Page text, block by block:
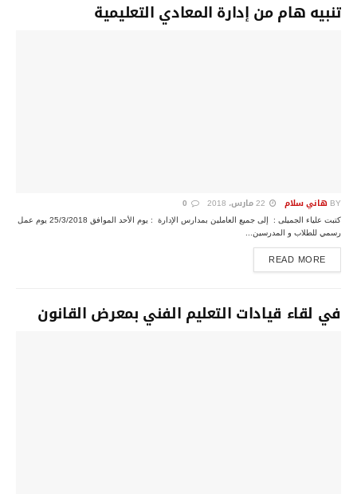
تنبيه هام من إدارة المعادي التعليمية
BY هاني سلام
كتبت علياء الجميلى : إلى جميع العاملين بمدارس الإدارة : يوم الأحد الموافق 25/3/2018 يوم عمل
رسمي للطلاب و المدرسين...
READ MORE
DETAILS
في لقاء قيادات التعليم الفني بمعرض القانون